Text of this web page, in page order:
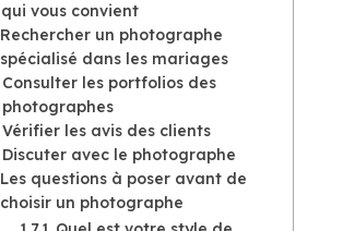
qui vous convient
Rechercher un photographe
spécialisé dans les mariages
Consulter les portfolios des
photographes
Vérifier les avis des clients
Discuter avec le photographe
Les questions à poser avant de
choisir un photographe